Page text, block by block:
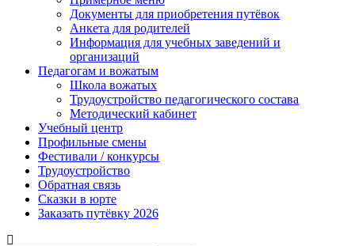
Документы для приобретения путёвок
Анкета для родителей
Информация для учебных заведений и
организаций
Педагогам и вожатым
Школа вожатых
Трудоустройство педагогического состава
Методический кабинет
Учебный центр
Профильные смены
Фестивали / конкурсы
Трудоустройство
Обратная связь
Сказки в юрте
Заказать путёвку 2026